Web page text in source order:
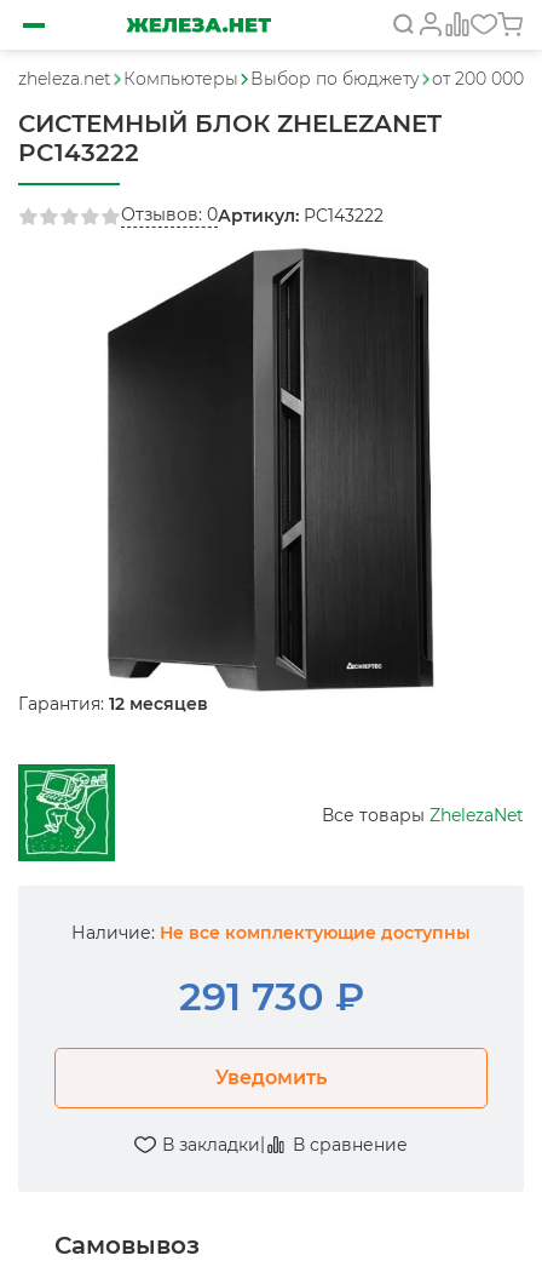
zheleza.net Компьютеры Выбор по бюджету от 200 000
СИСТЕМНЫЙ БЛОК ZHELEZANET
PC143222
Отзывов: 0Артикул: PC143222
Гарантия: 12 месяцев
Все товары ZhelezaNet
Наличие: Не все комплектующие доступны
291 730 ₽
Уведомить
В закладки| В сравнение
Самовывоз